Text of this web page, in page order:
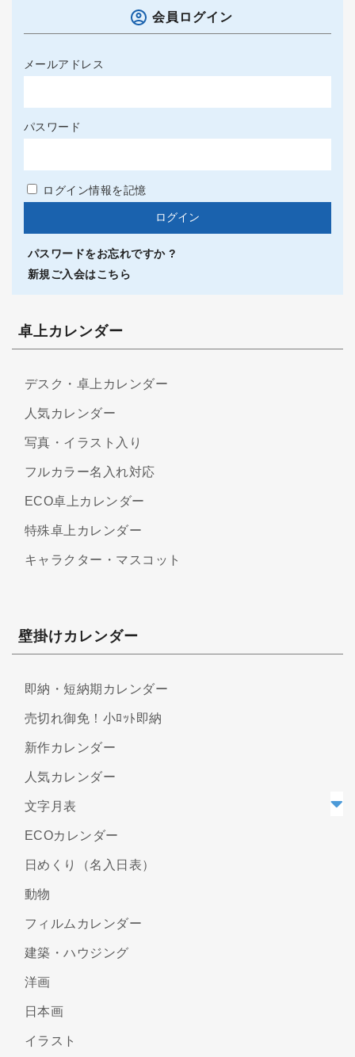
会員ログイン
メールアドレス
パスワード
ログイン情報を記憶
パスワードをお忘れですか ?
新規ご入会はこちら
卓上カレンダー
デスク・卓上カレンダー
人気カレンダー
写真・イラスト入り
フルカラー名入れ対応
ECO卓上カレンダー
特殊卓上カレンダー
キャラクター・マスコット
壁掛けカレンダー
即納・短納期カレンダー
売切れ御免！小ﾛｯﾄ即納
新作カレンダー
人気カレンダー
文字月表
ECOカレンダー
日めくり（名入日表）
動物
フィルムカレンダー
建築・ハウジング
洋画
日本画
イラスト